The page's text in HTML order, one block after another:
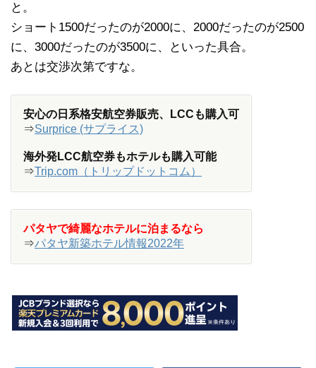
と。
ショート1500だったのが2000に、2000だったのが2500
に、3000だったのが3500に、といった具合。
あとは交渉次第ですな。
安心の日系格安航空券販売、LCCも購入可
⇒Surprice (サプライス)
海外発LCC航空券もホテルも購入可能
⇒Trip.com（トリップドットコム）
パタヤで綺麗なホテルに泊まるなら
⇒パタヤ新築ホテル情報2022年